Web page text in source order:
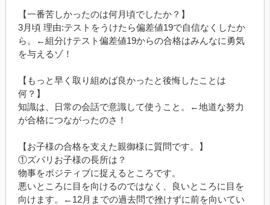
【一番苦しかったのは何月頃でしたか？】
3月頃 理由:テストをうけたら偏差値19で自信なくしたか
ら。
←組分けテスト偏差値19からの合格はみんなに勇気
を与えるゾ！
【もっと早く取り組めば良かったと後悔したことは
何？】
知識は、日常の会話で意識して使うこと。
←地道な努力
が合格につながったのさ！
【お子様の合格を支えた親御様に質問です。】
①ズバリお子様の長所は？
物事をポジティブに捉えるところです。
悪いところに目を向けるのではなく、良いところに目を
向けます。
←12月までの過去問で挫けずに前を向いてい